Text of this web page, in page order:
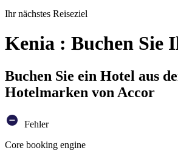
Ihr nächstes Reiseziel
Kenia : Buchen Sie
Buchen Sie ein Hotel aus
Hotelmarken von Accor
Fehler
Core booking engine